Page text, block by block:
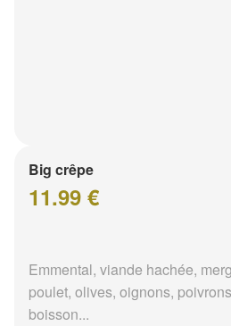
Big crêpe
11.99 €
Emmental, viande hachée,
poulet, olives, oignons,
boisson...